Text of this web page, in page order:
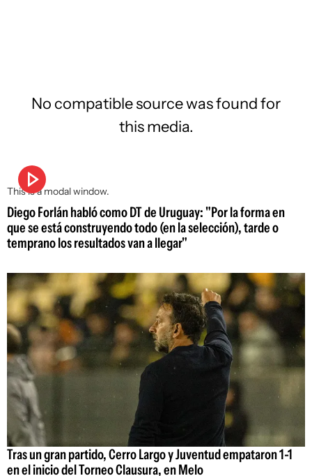
This is a modal window.
No compatible source was found for
this media.
Diego Forlán habló como DT de Uruguay: "Por la forma en
que se está construyendo todo (en la selección), tarde o
temprano los resultados van a llegar"
Tras un gran partido, Cerro Largo y Juventud empataron 1-1
en el inicio del Torneo Clausura, en Melo